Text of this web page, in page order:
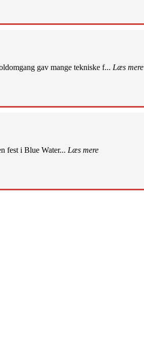
gav mange tekniske f... Læs mere
fest i Blue Water... Læs mere